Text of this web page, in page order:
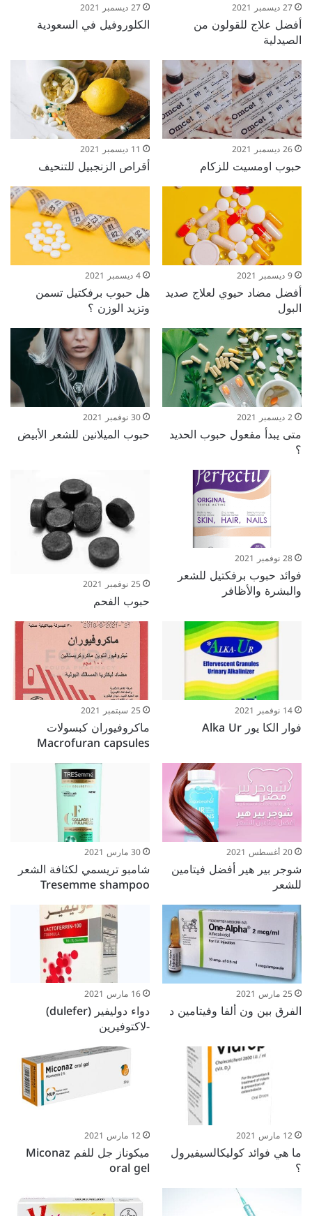
27 ديسمبر 2021
أفضل علاج للقولون من
الصيدلية
27 ديسمبر 2021
الكلوروفيل في السعودية
26 ديسمبر 2021
حبوب اومسيت للزكام
11 ديسمبر 2021
أقراص الزنجبيل للتنحيف
9 ديسمبر 2021
أفضل مضاد حيوي لعلاج صديد
البول
4 ديسمبر 2021
هل حبوب برفكتيل تسمن
وتزيد الوزن ؟
2 ديسمبر 2021
متى يبدأ مفعول حبوب الحديد
؟
30 نوفمبر 2021
حبوب الميلانين للشعر الأبيض
28 نوفمبر 2021
فوائد حبوب برفكتيل للشعر
والبشرة والأظافر 25 نوفمبر 2021
حبوب الفحم
14 نوفمبر 2021
فوار الكا يور Alka Ur
25 سبتمبر 2021
ماكروفيوران كبسولات
Macrofuran capsules
20 أغسطس 2021
شوجر بير هير أفضل فيتامين
للشعر
30 مارس 2021
شامبو تريسمي لكثافة الشعر
Tresemme shampoo
25 مارس 2021
الفرق بين ون ألفا وفيتامين د
16 مارس 2021
دواء دوليفير (dulefer)
-لاكتوفيرين
12 مارس 2021
ما هي فوائد كوليكالسيفيرول
؟
12 مارس 2021
ميكوناز جل للفم Miconaz
oral gel